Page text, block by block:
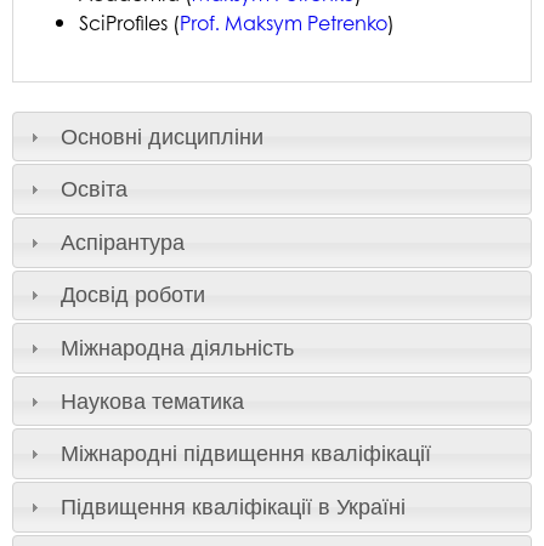
SciProfiles (Prof. Maksym Petrenko)
Основні дисципліни
Освіта
Аспірантура
Досвід роботи
Міжнародна діяльність
Наукова тематика
Міжнародні підвищення кваліфікації
Підвищення кваліфікації в Україні